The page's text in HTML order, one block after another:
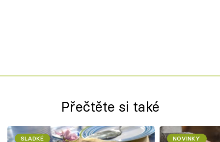
Přečtěte si také
SLADKÉ NOVINKY